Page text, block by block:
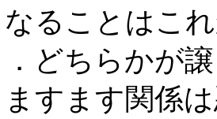
なることはこ
．どちらかが
ますます関係